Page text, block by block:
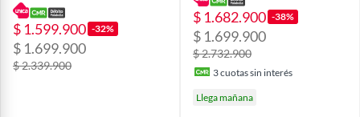
$ 1.599.900 -32%
$ 1.699.900
$ 2.339.900
$ 1.682.900 -38%
$ 1.699.900
$ 2.732.900
3cuotas sin interés
Llega mañana